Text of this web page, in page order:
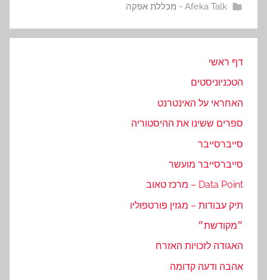
Afeka Talk - מכללת אפקה
דף ראשי
הטכניוניסטים
האחראי על האינטרנט
ספרים ששינו את ההיסטוריה
סייברסייבר
סייברסייבר מועשר
Data Point – מרכז טאוב
תיק עבודות – מגזין פורטפוליו
״מקודשת״
האגודה לזכויות האזרח
אהבה ודעה קדומה